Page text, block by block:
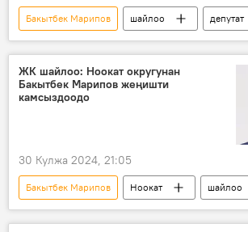
Бакытбек Марипов шайлоо
депутат
Өмүр баяны
ЖК шайлоо: Ноокат округунан
Бакытбек Марипов жеңишти
камсыздоодо
30 Кулжа 2024, 21:05
Бакытбек Марипов Ноокат
шайлоо
Жогорку Кеңеш